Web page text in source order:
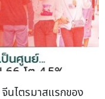
นไตรมาสแรกของ